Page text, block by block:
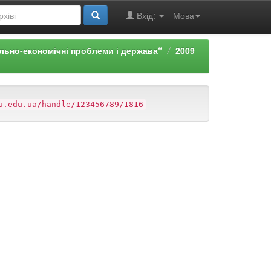
Мова
Вхід:
економічні проблеми і держава“
2009
handle/123456789/1816